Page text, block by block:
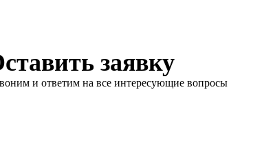
заявку
и ответим на все интересующие вопросы